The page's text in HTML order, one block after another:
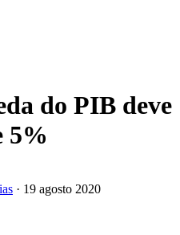
do PIB deve
5%
· 19 agosto 2020